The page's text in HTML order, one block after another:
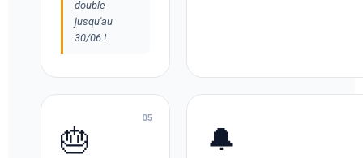
double
jusqu'au
30/06 !
05
🎂 🔔